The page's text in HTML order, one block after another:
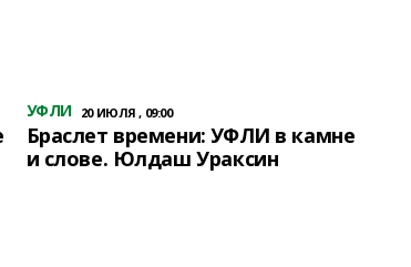
УФЛИ 20 ИЮЛЯ , 09:00
Браслет времени: УФЛИ в камне
и слове. Юлдаш Ураксин